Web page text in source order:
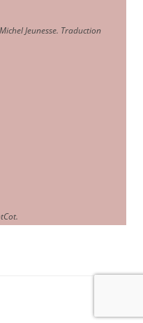
Jeunesse. Traduction